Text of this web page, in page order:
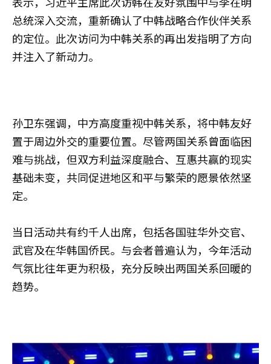
总统深入交流，重新确认了中韩战略合作伙伴关系
的定位。此次访问为中韩关系的再出发指明了方向
并注入了新动力。
孙卫东强调，中方高度重视中韩关系，将中韩友好
置于周边外交的重要位置。尽管两国关系曾面临困
难与挑战，但双方利益深度融合、互惠共赢的现实
基础未变，共同促进地区和平与繁荣的愿景依然坚
定。
当日活动共有约千人出席，包括各国驻华外交官、
武官及在华韩国侨民。与会者普遍认为，今年活动
气氛比往年更为积极，充分反映出两国关系回暖的
趋势。